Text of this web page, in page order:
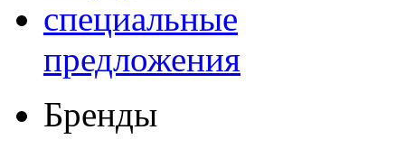
специальные
предложения
Бренды